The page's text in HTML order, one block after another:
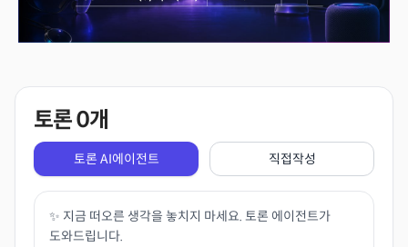
토론0개
토론 AI에이전트 직접작성
✨ 지금 떠오른 생각을 놓치지 마세요. 토론 에이전트가
도와드립니다.